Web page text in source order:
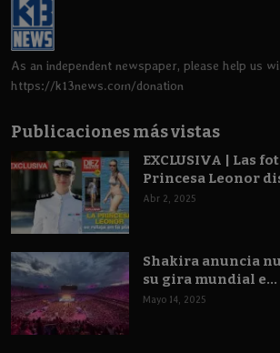
As an independent newspaper, please help us
https://k13news.com/donation
Publicaciones más vistas
EXCLUSIVA | Las
Princesa Leonor
Abr 2, 2025
Shakira anuncia
su gira mundial e...
Mayo 14, 2025